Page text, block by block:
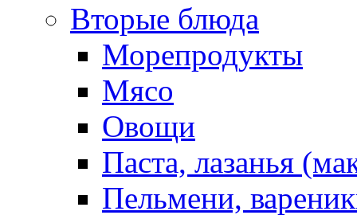
Вторые блюда
Морепродукты
Мясо
Овощи
Паста, лазанья
Пельмени,